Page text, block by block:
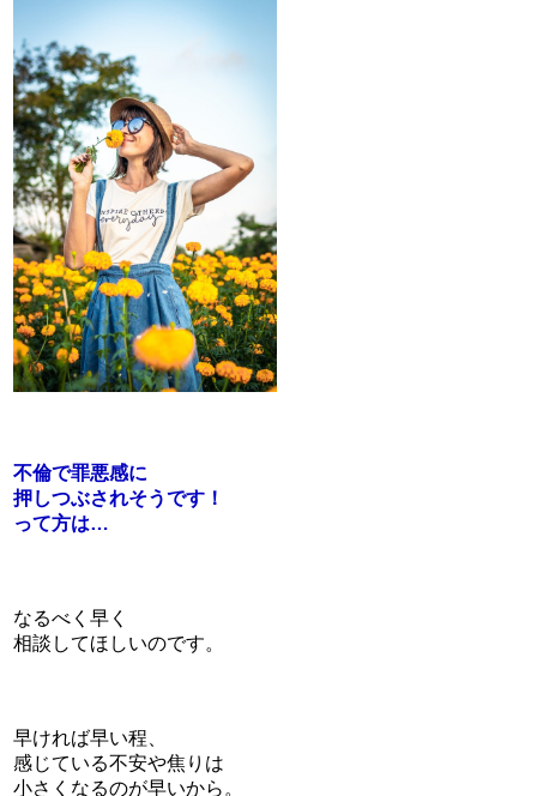
不倫で罪悪感に
押しつぶされそうです！
って方は…
なるべく早く
相談してほしいのです。
早ければ早い程、
感じている不安や焦りは
小さくなるのが早いから。